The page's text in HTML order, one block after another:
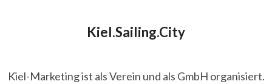
Kiel.Sailing.City
Kiel-Marketing ist als Verein und als GmbH organisiert.